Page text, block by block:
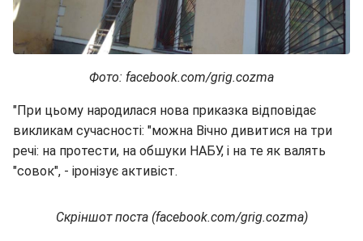
Фото: facebook.com/grig.cozma
"При цьому народилася нова приказка відповідає
викликам сучасності: "можна Вічно дивитися на три
речі: на протести, на обшуки НАБУ, і на те як валять
"совок", - іронізує активіст.
Скріншот поста (facebook.com/grig.cozma)